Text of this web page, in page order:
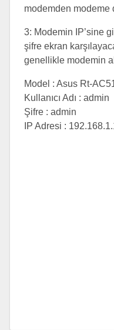
modemden
3: Modemin IP’sine
şifre ekran
genellikle modemin
Model : Asus Rt-
Kullanıcı Adı : admin
Şifre : admin
IP Adresi :